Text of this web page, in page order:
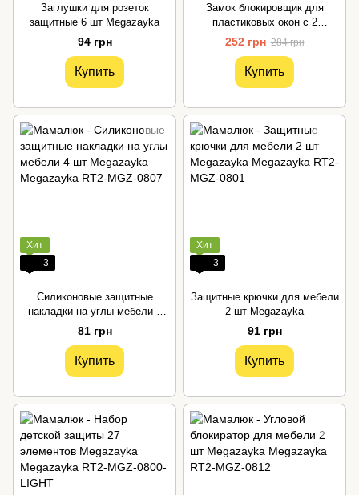
Заглушки для розеток
защитные 6 шт Megazayka
94 грн
Купить
Замок блокировщик для
пластиковых окон с 2
ключами Megazayka
252 грн 284 грн
Купить
Хит
3
Силиконовые защитные
накладки на углы мебели 4
шт Megazayka
81 грн
Купить
Хит
3
Защитные крючки для мебели
2 шт Megazayka
91 грн
Купить